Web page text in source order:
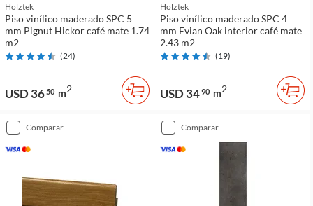
Holztek
Piso vinílico maderado SPC 5
mm Pignut Hickor café mate 1.74
m2
(24)
USD 3650 m2
Holztek
Piso vinílico maderado SPC 4
mm Evian Oak interior café mate
2.43 m2
(19)
USD 3490 m2
comparar comparar